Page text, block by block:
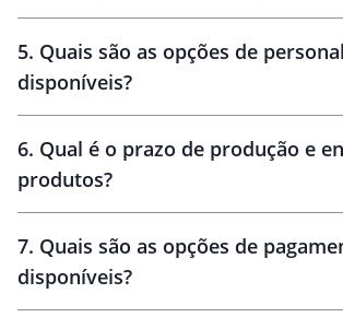
personalização
amostra virtual
5. Quais são as opções de
disponíveis?
6. Qual é o prazo de produção e
produtos?
10 dias
brinde
7. Quais são as opções de
disponíveis?